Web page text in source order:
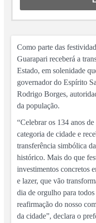
Como parte das
Guarapari receberá a
Estado, em solenidade
governador do Espírito
Rodrigo Borges,
da população.
“Celebrar os 134 anos
categoria de cidade e
transferência simbólica
histórico. Mais do que
investimentos concretos
e lazer, que vão
dia de orgulho para todos
reafirmação do nosso
da cidade”, declara o